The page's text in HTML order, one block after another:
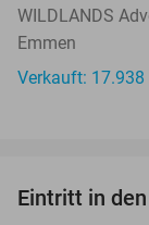
WILDLANDS
Emmen
Verkauft: 17.938
Eintritt in